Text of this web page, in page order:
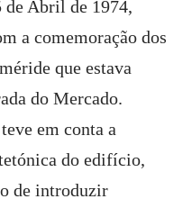
Abril de 1974,
a comemoração dos
que estava
do Mercado.
em conta a
do edifício,
de introduzir